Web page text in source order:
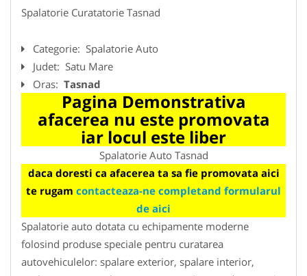
Spalatorie Curatatorie Tasnad
Categorie: Spalatorie Auto
Judet: Satu Mare
Oras: Tasnad
Pagina Demonstrativa
afacerea nu este promovata
iar locul este liber
Spalatorie Auto Tasnad
daca doresti ca afacerea ta sa fie promovata aici
te rugam contacteaza-ne completand formularul
de aici
Spalatorie auto dotata cu echipamente moderne
folosind produse speciale pentru curatarea
autovehiculelor: spalare exterior, spalare interior,